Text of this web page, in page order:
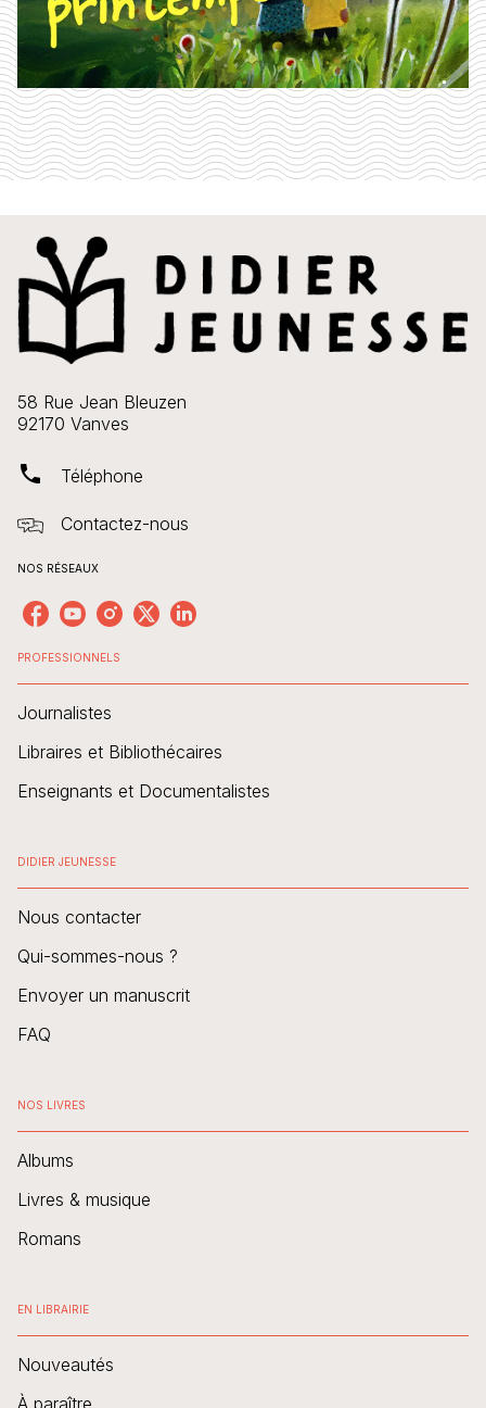
58 Rue Jean Bleuzen
92170 Vanves
phone Téléphone
Contactez-nous
NOS RÉSEAUX
PROFESSIONNELS
Journalistes
Libraires et Bibliothécaires
Enseignants et Documentalistes
DIDIER JEUNESSE
Nous contacter
Qui-sommes-nous ?
Envoyer un manuscrit
FAQ
NOS LIVRES
Albums
Livres & musique
Romans
EN LIBRAIRIE
Nouveautés
À paraître